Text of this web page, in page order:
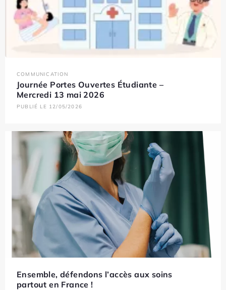
COMMUNICATION
Journée Portes Ouvertes Étudiante –
Mercredi 13 mai 2026
PUBLIÉ LE 12/05/2026
Ensemble, défendons l’accès aux soins
partout en France !